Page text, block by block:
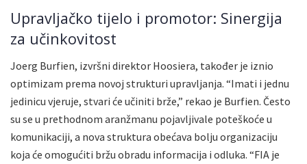
Upravljačko tijelo i promotor: Sinergija
za učinkovitost
Joerg Burfien, izvršni direktor Hoosiera, također je iznio
optimizam prema novoj strukturi upravljanja. “Imati i jednu
jedinicu vjeruje, stvari će učiniti brže,” rekao je Burfien. Često
su se u prethodnom aranžmanu pojavljivale poteškoće u
komunikaciji, a nova struktura obećava bolju organizaciju
koja će omogućiti bržu obradu informacija i odluka. “FIA je